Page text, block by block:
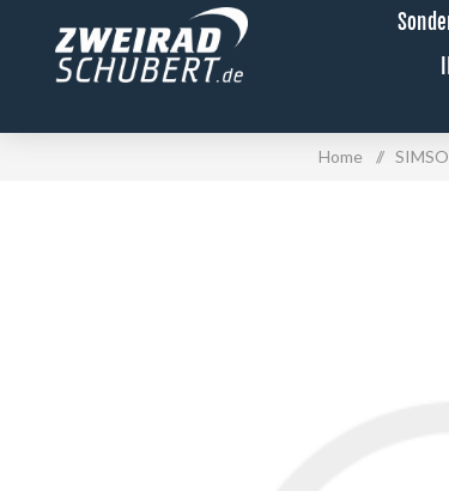
Home /